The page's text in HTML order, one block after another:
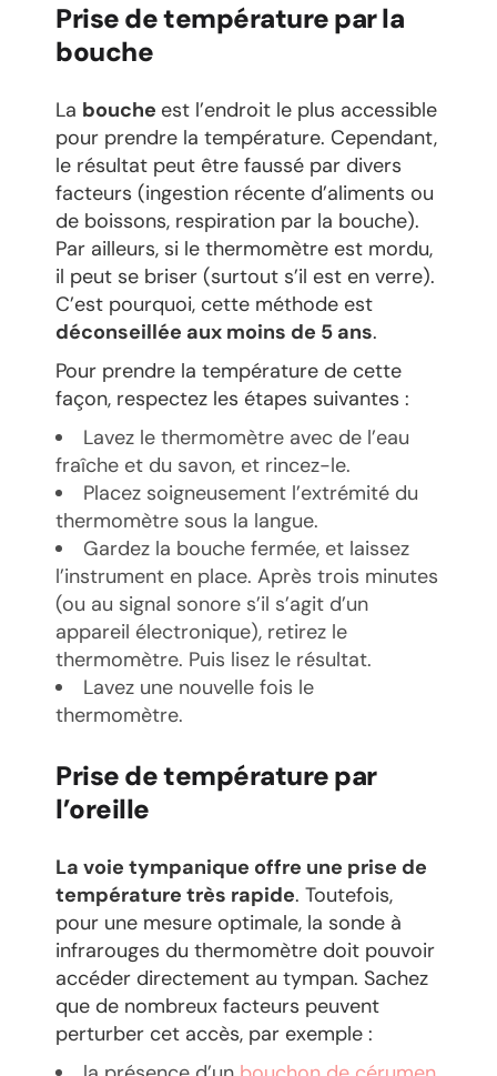
Prise de température par la
bouche
La bouche est l’endroit le plus accessible
pour prendre la température. Cependant,
le résultat peut être faussé par divers
facteurs (ingestion récente d’aliments ou
de boissons, respiration par la bouche).
Par ailleurs, si le thermomètre est mordu,
il peut se briser (surtout s’il est en verre).
C’est pourquoi, cette méthode est
déconseillée aux moins de 5 ans.
Pour prendre la température de cette
façon, respectez les étapes suivantes :
Lavez le thermomètre avec de l’eau
fraîche et du savon, et rincez-le.
Placez soigneusement l’extrémité du
thermomètre sous la langue.
Gardez la bouche fermée, et laissez
l’instrument en place. Après trois minutes
(ou au signal sonore s’il s’agit d’un
appareil électronique), retirez le
thermomètre. Puis lisez le résultat.
Lavez une nouvelle fois le
thermomètre.
Prise de température par
l’oreille
La voie tympanique offre une prise de
température très rapide. Toutefois,
pour une mesure optimale, la sonde à
infrarouges du thermomètre doit pouvoir
accéder directement au tympan. Sachez
que de nombreux facteurs peuvent
perturber cet accès, par exemple :